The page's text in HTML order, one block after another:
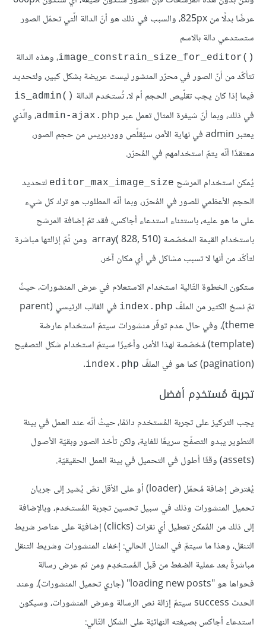
عرضًا بدلًا من 825px، والسبب في ذلك هو أنّ الدالة الّتي تحمّل الصور
ستستدعي دالة بالاسم
()image_constrain_size_for_editor
، وهذه الدالة
تتأكّد من أنّ الصور في محرّر المنشور ليست عريضة بشكل كبير، ولتحديد
فيما إذا كان يجب تقلّيص الحجم أم لا، تُستخدم الدالة ()is_admin
في ذلك، وبما أنّ شيفرة المثال تعمل عبر admin-ajax.php، والّذي
يعتبر admin في نهاية الأمر، سيُقلّص ووردبريس من حجم الصور،
معتقدًا أنّه يتمّ استخدامهم في المُحرّر.
يُمكن استخدام المرشح editor_max_image_size لتحديد
الحجم الأعظمي للصور في المُحرّر، وبما أنّه المطلوب هو ترك كل شيء
على ما هو عليه، باستثناء استدعاء أجاكس، فقد تمّ إضافة المرشح
باستخدام القيمة المخصّصة (array( 828, 510 ومن ثُمّ إزالتها مباشرة
لتأكّد من أنها لا تسبب مشاكل في أي مكان آخر.
ستكون الخطوة التّالية استخدام الاستعلام في عرض المنشورات، حيثُ
تمّ نسخ الكثير من الملفّ index.php
في القالب الرئيسي (parent
theme)، وفي حال عدم توفّر منشورات سيتمّ استخدام عارضة
(template) مُخصّصة لهذا الأمر، وأخيرًا سيتمّ استخدام شكل التصفيح
(pagination) كما هو في الملفّ
index.php
.
تجربة مُستخدِم أفضل
يجب التركيز على تجربة المُستخدم دائمًا، حيثُ أنّه عند العمل في بيئة
التطوير يبدو التصفّح سريعًا للغاية، ولكن تأخذ الصور وبقيّة الأصول
(assets) وقتًا أطول في التحميل في بيئة العمل الحقيقيّة.
يُفترض إضافة مُحمّل (loader) أو على الأقل نصّ يُشير إلى جريان
تحميل المنشورات وذلك في سبيل تحسين تجربة المُستخدم، وبالإضافة
إلى ذلك من المُمكن تعطيل أي نقرات (clicks) إضافيّة على عناصر شريط
التنقل، وهذا ما سيتمّ في المثال الحالي: إخفاء المنشورات وشريط التنقل
مباشرةً بعد عملية الضغط من قبل المُستخدِم ومن ثم عرض رسالة
فحواها هو "loading new posts" (جاري تحميل المنشورات)، وعند
الحدث success سيتمّ إزالة نص الرسالة وعرض المنشورات، وسيكون
استدعاء أجاكس بصيغته النهائيّة على الشكل التّالي: